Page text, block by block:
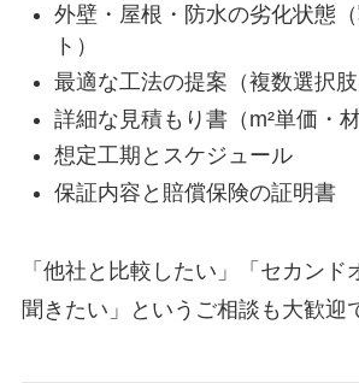
外壁・屋根・防水の劣化状態
ト）
最適な工法の提案（複数選択肢
詳細な見積もり書（m²単価・材
想定工期とスケジュール
保証内容と賠償保険の証明書
「他社と比較したい」「セカンド
聞きたい」というご相談も大歓迎